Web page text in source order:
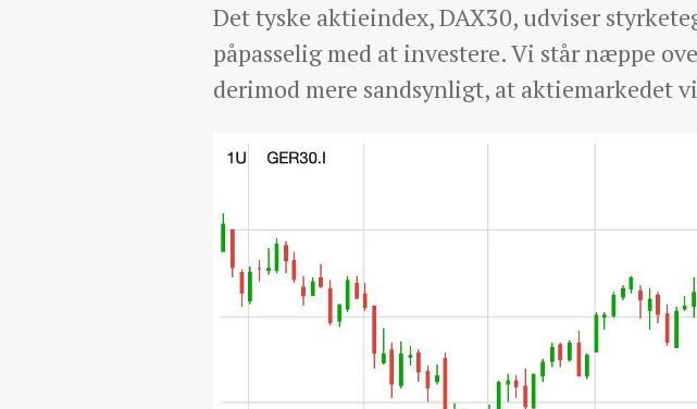
Det tyske aktieindex, DAX30, udviser
påpasselig med at investere. Vi står næppe
derimod mere sandsynligt, at aktiemarkedet